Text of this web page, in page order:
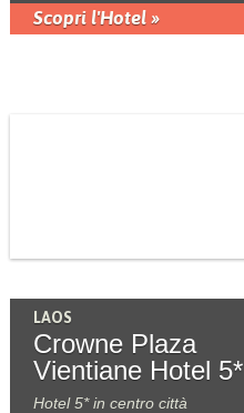
Scopri l'Hotel »
LAOS
Crowne Plaza
Vientiane Hotel 5*
Hotel 5* in centro città